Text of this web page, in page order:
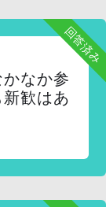
回答済み
なか参
歓はあ